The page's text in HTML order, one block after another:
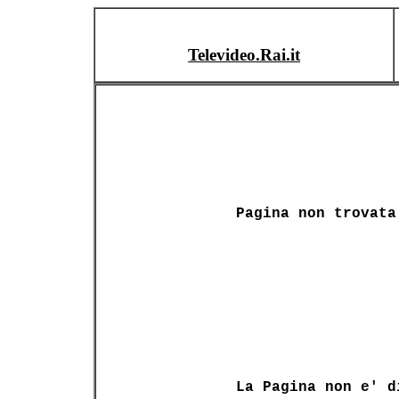
Televideo.Rai.it
Pagina non trovata
La Pagina non e'